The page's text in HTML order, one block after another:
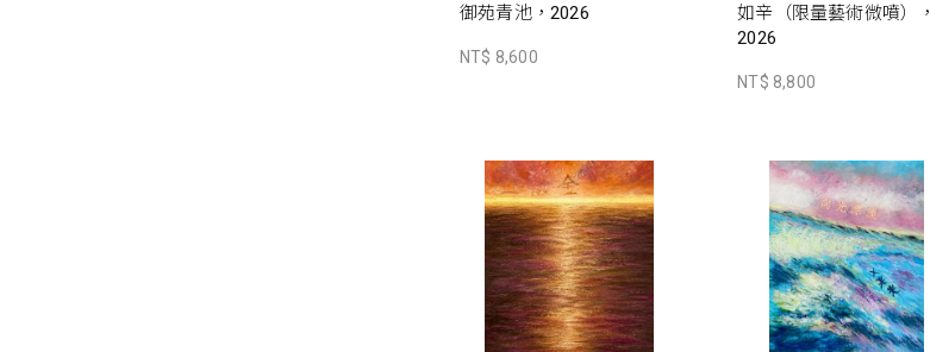
御苑青池，2026
NT$ 8,600
如辛（限量藝術微噴），
2026
NT$ 8,800